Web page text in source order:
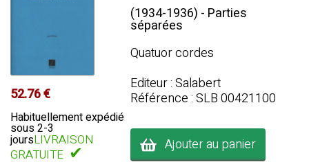
52.76 €
Habituellement expédié
sous 2-3
joursLIVRAISON
GRATUITE ✔
(1934-1936) - Parties
séparées
Quatuor cordes
Editeur : Salabert
Référence : SLB 00421100
Ajouter au panier